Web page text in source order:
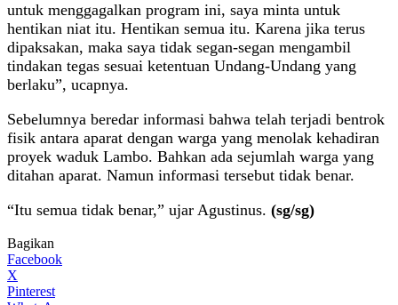
untuk menggagalkan program ini, saya minta untuk
hentikan niat itu. Hentikan semua itu. Karena jika terus
dipaksakan, maka saya tidak segan-segan mengambil
tindakan tegas sesuai ketentuan Undang-Undang yang
berlaku”, ucapnya.
Sebelumnya beredar informasi bahwa telah terjadi bentrok
fisik antara aparat dengan warga yang menolak kehadiran
proyek waduk Lambo. Bahkan ada sejumlah warga yang
ditahan aparat. Namun informasi tersebut tidak benar.
“Itu semua tidak benar,” ujar Agustinus. (sg/sg)
Bagikan
Facebook
X
Pinterest